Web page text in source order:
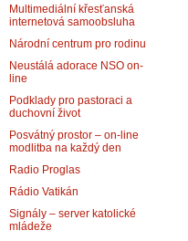
Multimediální křesťanská
internetová samoobsluha
Národní centrum pro rodinu
Neustálá adorace NSO on-
line
Podklady pro pastoraci a
duchovní život
Posvátný prostor – on-line
modlitba na každý den
Radio Proglas
Rádio Vatikán
Signály – server katolické
mládeže